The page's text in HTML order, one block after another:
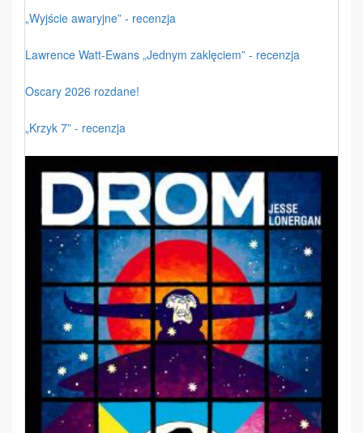
„Wyjście awaryjne” - recenzja
Lawrence Watt-Ewans „Jednym zaklęciem” - recenzja
Oscary 2026 rozdane!
„Krzyk 7” - recenzja